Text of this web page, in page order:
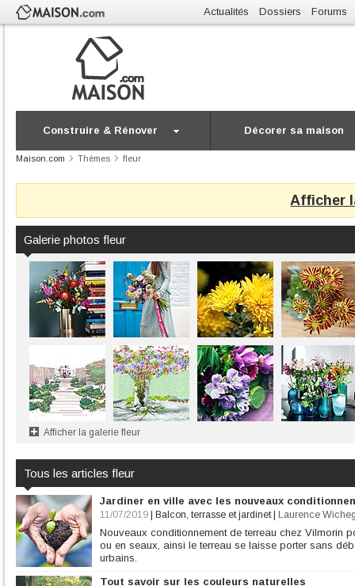
Actualités Dossiers Forums
Construire & Rénover Décorer sa maison
Maison.com Thèmes fleur
Afficher
Galerie photos fleur
Afficher la galerie fleur
Tous les articles fleur
Jardiner en ville avec les nouveaux
11/07/2019 Balcon, terrasse et jardinet| Laurence
Nouveaux conditionnement de terreau chez Vilmorin
ou en seaux, ainsi le terreau se laisse porter sans
urbains.
Tout savoir sur les couleurs naturelles